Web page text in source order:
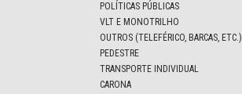
POLÍTICAS PÚBLICAS
VLT E MONOTRILHO
OUTROS (TELEFÉRICO, BARCAS, ETC.)
PEDESTRE
TRANSPORTE INDIVIDUAL
CARONA